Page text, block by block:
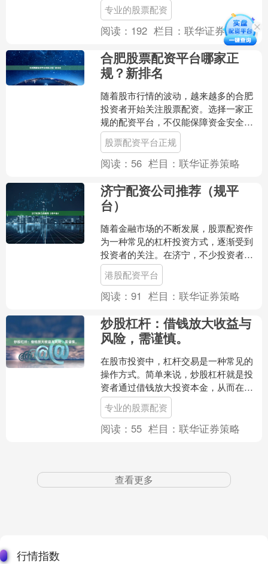
福建地区股票开户的完整流....
专业的股票配资
阅读： 192 栏目：联华证券策略
合肥股票配资平台哪家正
规？新排名
随着股市行情的波动，越来越多的合肥
投资者开始关注股票配资。选择一家正
规的配资平台，不仅能保障资金安全，
还能提升操作效率。那么，**合肥股票配
资平台哪家正规**？....
股票配资平台正规
阅读： 56 栏目：联华证券策略
济宁配资公司推荐（规平
台）
随着金融市场的不断发展，股票配资作
为一种常见的杠杆投资方式，逐渐受到
投资者的关注。在济宁，不少投资者希
望通过配资放大资金，获取更高收益。
然而，市场上配资公司良莠....
港股配资平台
阅读：91 栏目：联华证券策略
炒股杠杆：借钱放大收益与
风险，需谨慎。
在股市投资中，杠杆交易是一种常见的
操作方式。简单来说，炒股杠杆就是投
资者通过借钱放大投资本金，从而在股
价上涨时获得更高比例的收益。然而，
杠杆是一把双刃剑，在放大....
专业的股票配资
阅读： 55 栏目：联华证券策略
查看更多
行情指数